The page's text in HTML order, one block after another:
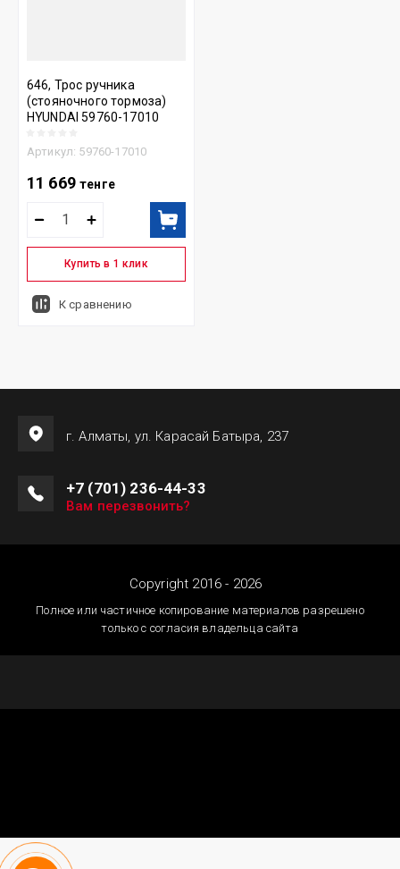
646, Трос ручника
(стояночного тормоза)
HYUNDAI 59760-17010
Артикул: 59760-17010
11 669 тенге
Купить в 1 клик
К сравнению
г. Алматы, ул. Карасай Батыра, 237
+7 (701) 236-44-33
Вам перезвонить?
Copyright 2016 - 2026
Полное или частичное копирование материалов разрешено
только с согласия владельца сайта